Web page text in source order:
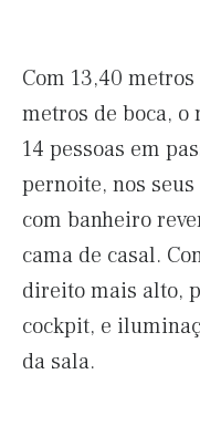
Com 13,40
metros de boca, o
14 pessoas em
pernoite, nos
com banheiro
cama de casal.
direito mais alto,
cockpit, e
da sala.